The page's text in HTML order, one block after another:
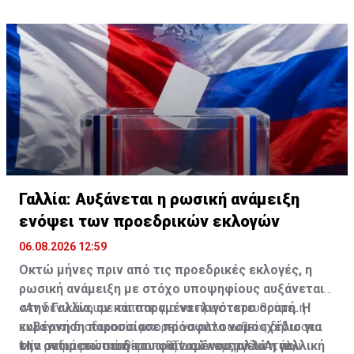
αξιωματούχοι δηλώνουν ότι εξακολουθούν να
υπάρχουν προβλήματα σε ορισμένες περιοχές.
Γαλλία: Αυξάνεται η ρωσική ανάμειξη
ενόψει των προεδρικών εκλογών
06.08.2026 12:59
Οκτώ μήνες πριν από τις προεδρικές εκλογές, η
ρωσική ανάμειξη με στόχο υποψηφίους αυξάνεται
στην Γαλλία, αν και παραμένει λιγότερο ορατή. Η
κυβέρνηση παρουσίασε πρόσφατα νομοσχέδιο για
την αντιμετώπιση του φαινομένου, αλλά η γαλλική
«Αν δεν κάνουμε τίποτε για να προστατευθούμε, η
εκλογική διαδικασία μπορεί να αλλοιωθεί», δήλωσε
στο ραδιοφωνικό δίκτυο RTL ο Γκαμπριέλ Ατάλ,
Μία σειρά αποσταθεροποιητικών ενεργειών, που